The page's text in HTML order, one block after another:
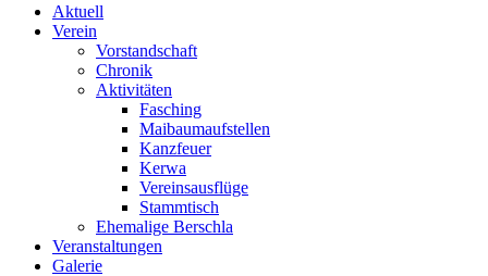
Aktuell
Verein
Vorstandschaft
Chronik
Aktivitäten
Fasching
Maibaumaufstellen
Kanzfeuer
Kerwa
Vereinsausflüge
Stammtisch
Ehemalige Berschla
Veranstaltungen
Galerie